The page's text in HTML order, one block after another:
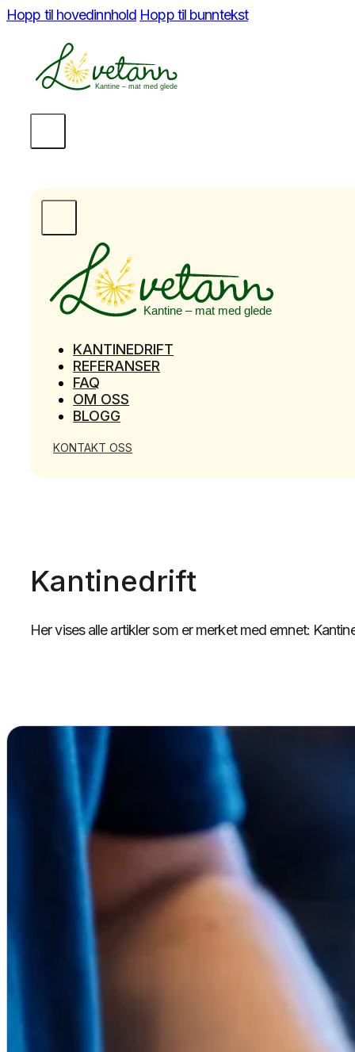
Hopp til hovedinnhold Hopp til bunntekst
KANTINEDRIFT
REFERANSER
FAQ
OM OSS
BLOGG
KONTAKT OSS
Kantinedrift
Her vises alle artikler som er merket med emnet: